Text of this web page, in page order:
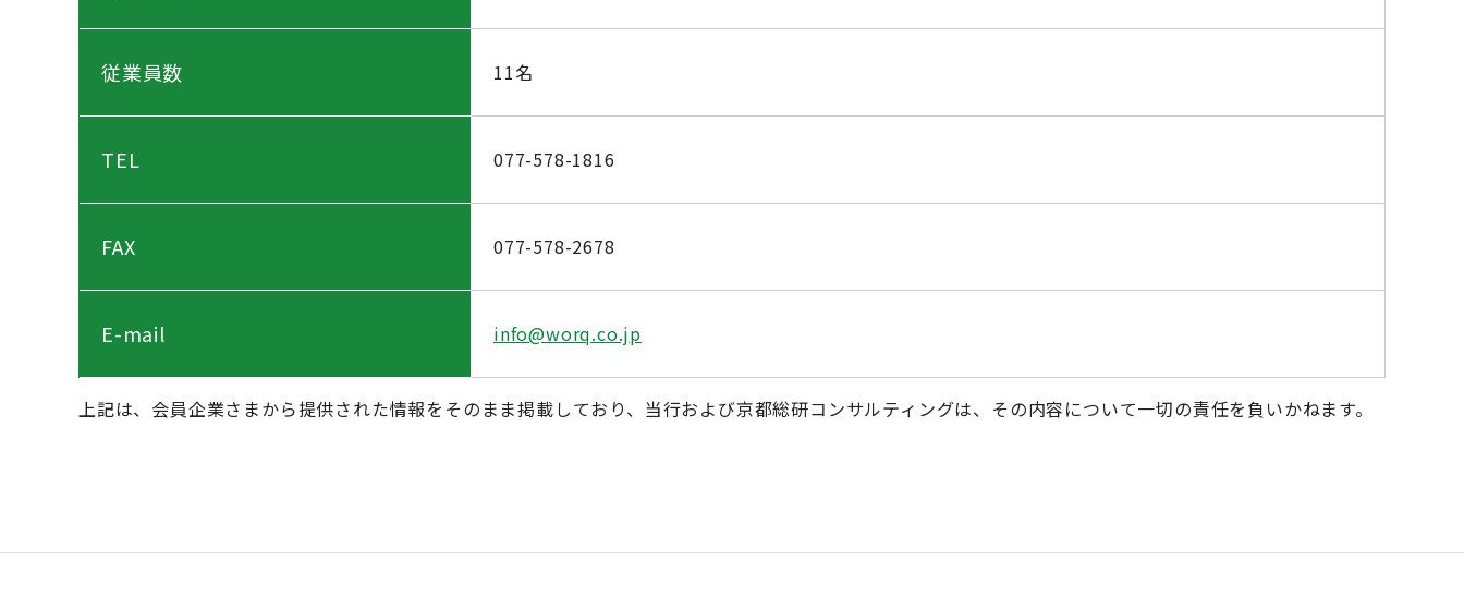
従業員数 11名
TEL 077-578-1816
FAX 077-578-2678
E-mail info@worq.co.jp
上記は、会員企業さまから提供された情報をそのまま掲載しており、当行および京都総研コンサルティングは、その内容について一切の責任を負いかねます。